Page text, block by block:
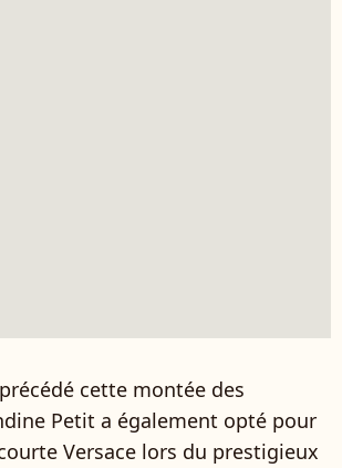
cette montée des
Petit a également opté pour
Versace lors du prestigieux